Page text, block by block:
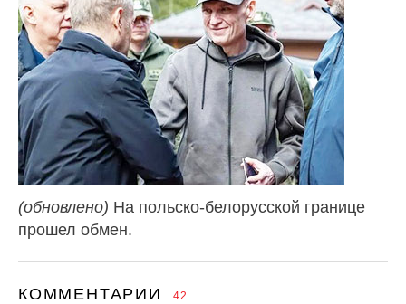
(обновлено) На польско-белорусской границе
прошел обмен.
КОММЕНТАРИИ 42